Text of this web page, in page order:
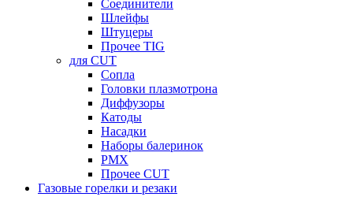
Соединители
Шлейфы
Штуцеры
Прочее TIG
для CUT
Сопла
Головки плазмотрона
Диффузоры
Катоды
Насадки
Наборы балеринок
PMX
Прочее CUT
Газовые горелки и резаки